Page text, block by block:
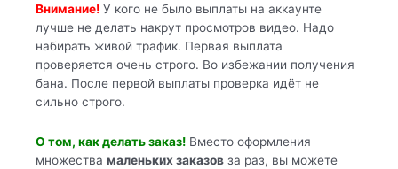
Внимание! У кого не было выплаты на аккаунте
лучше не делать накрут просмотров видео. Надо
набирать живой трафик. Первая выплата
проверяется очень строго. Во избежании получения
бана. После первой выплаты проверка идёт не
сильно строго.
О том, как делать заказ! Вместо оформления
множества маленьких заказов за раз, вы можете